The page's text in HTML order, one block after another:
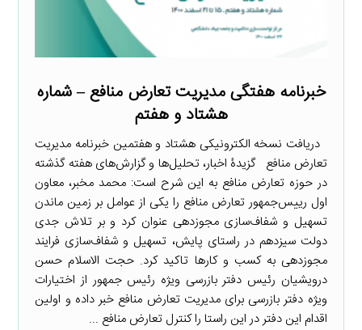
خبرنامه هفتگی مدیریت تعارض منافع – شماره
هشتاد و هفتم
دریافت نسخه الکترونیکی هشتاد و هفتمین خبرنامه مدیریت
تعارض منافع گزیدۀ اخبار، تحلیل‌ها و گزارش‌های هفته گذشته
در حوزه تعارض منافع به این شرح است: ‌محمد مخبر، معاون
اول رییس‌جمهور تعارض منافع را یکی از عوامل بر زمین ماندن
تسهیل و شفاف‌سازی مجوزدهی عنوان کرد و بر تلاش جدی
دولت سیزدهم در راستای پایش، تسهیل و شفاف‌سازی فرایند
مجوزدهی به کسب و کارها تاکید کرد. حجت الاسلام حسن
درویشیان رئیس دفتر بازرسی ویژه رئیس جمهور از اختیارات
ویژه دفتر بازرسی برای مدیریت تعارض منافع خبر داده و اولین
اقدام این دفتر در این راستا را کنترل تعارض منافع ...